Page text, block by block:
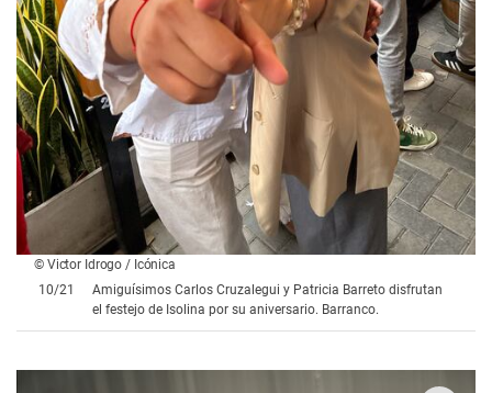
© Victor Idrogo / Icónica
10/21
Amiguísimos Carlos Cruzalegui y Patricia Barreto disfrutan
el festejo de Isolina por su aniversario. Barranco.